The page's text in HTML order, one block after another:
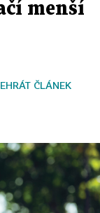
menší
ČLÁNEK